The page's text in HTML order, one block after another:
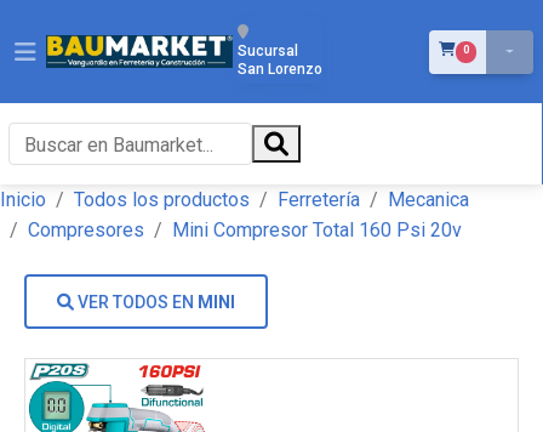
Sucursal
San Lorenzo
0ÍTEMS EN EL
Inicio Todos los productos Ferretería
Mecanica
Compresores
Mini Compresor Total 160 Psi 20v
VER TODOS EN MINI